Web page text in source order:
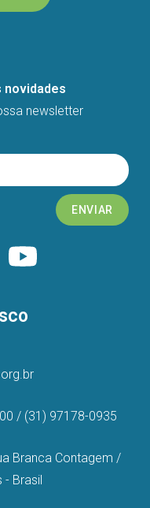
novidades
newsletter
ENVIAR
/ (31) 97178-0935
Branca Contagem /
- Brasil